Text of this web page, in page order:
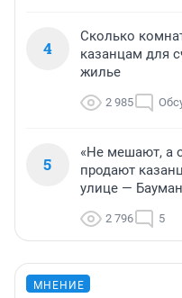
4
Сколько
казанцам для
жилье
2 985
5
«Не мешают, а
продают
улице —
2 796 5
МНЕНИЕ